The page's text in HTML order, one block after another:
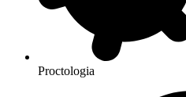
Proctologia